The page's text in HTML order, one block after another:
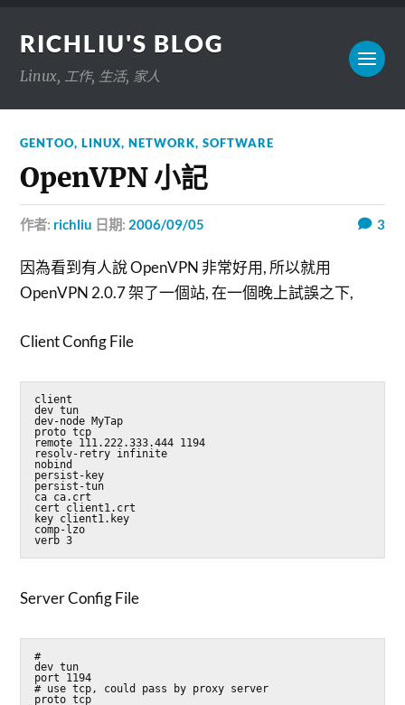
RICHLIU'S BLOG
Linux, 工作, 生活, 家人
GENTOO,LINUX,NETWORK,SOFTWARE
OpenVPN 小記
作者: richliu 日期: 2006/09/05 3
因為看到有人說 OpenVPN 非常好用, 所以就用
OpenVPN 2.0.7 架了一個站, 在一個晚上試誤之下,
Client Config File
client
dev tun
dev-node MyTap
proto tcp
remote 111.222.333.444 1194
resolv-retry infinite
nobind
persist-key
persist-tun
ca ca.crt
cert client1.crt
key client1.key
comp-lzo
verb 3
Server Config File
#
dev tun
port 1194
# use tcp, could pass by proxy server
proto tcp